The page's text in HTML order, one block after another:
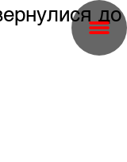
до